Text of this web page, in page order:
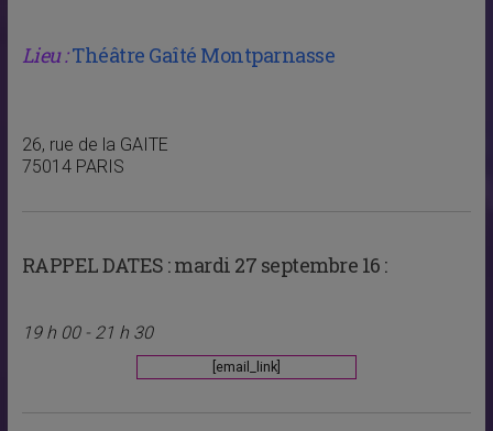
Lieu :Théâtre Gaîté Montparnasse
26, rue de la GAITE
75014 PARIS
RAPPEL DATES :mardi 27 septembre 16 :
19 h 00 - 21 h 30
[email_link]